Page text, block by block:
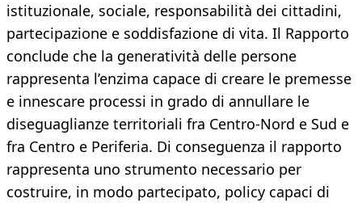
istituzionale, sociale, responsabilità dei cittadini,
partecipazione e soddisfazione di vita. Il Rapporto
conclude che la generatività delle persone
rappresenta l’enzima capace di creare le premesse
e innescare processi in grado di annullare le
diseguaglianze territoriali fra Centro-Nord e Sud e
fra Centro e Periferia. Di conseguenza il rapporto
rappresenta uno strumento necessario per
costruire, in modo partecipato, policy capaci di